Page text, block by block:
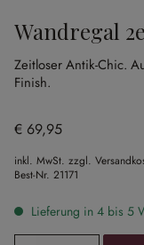
Wandregal
Zeitloser Antik-Chic.
Finish.
€ 69,95
inkl. MwSt. zzgl.
Best-Nr. 21171
Lieferung in 4 bis 5